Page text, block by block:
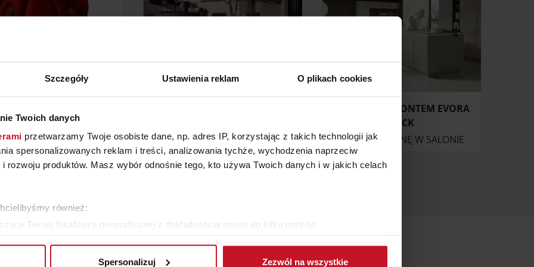
Szczegóły Ustawienia reklam O plikach cookies
Twoich danych
przetwarzamy Twoje osobiste dane, np. adres IP, korzystając z takich technologii jak
spersonalizowanych reklam i treści, analizowania tychże, wychodzenia naprzeciw
rozwoju produktów. Masz wybór odnośnie tego, kto używa Twoich danych i w jakich celach
również:
Twojej lokalizacji geograficznej z dokładnością nawet do kilku metrów
Spersonalizuj Zezwól na wszystkie
O CENĘ W SALONIE ZAPYTAJ O CENĘ W SALONIE
KUCHNIA Z FRONTEM EVORA
LACK
ZAPYTAJ O CENĘ W SALONIE